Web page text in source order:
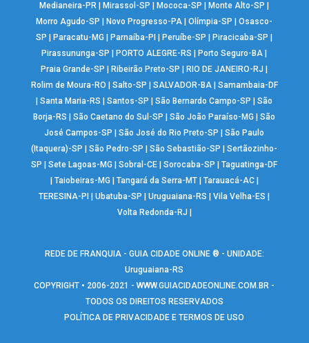
Medianeira-PR
Mirassol-SP Mococa-SP Monte Alto-SP
Morro Agudo-SP
Novo Progresso-PA |Olímpia-SP |Osasco-
SP
Paracatu-MG Parnaíba-PI Peruíbe-SP Piracicaba-SP
Pirassununga-SP
PORTO ALEGRE-RS Porto Seguro-BA
Praia Grande-SP
Ribeirão Preto-SP RIO DE JANEIRO-RJ
Rolim de Moura-RO
Salto-SP SALVADOR-BA| Samambaia-DF
|Santa Maria-RS |Santos-SP |São Bernardo Campo-SP |São
Borja-RS
|São Caetano do Sul-SP |São João Paraíso-MG |São
José Campos-SP
|São José do Rio Preto-SP |São Paulo
(Itaquera)-SP
|São Pedro-SP |São Sebastião-SP |Sertãozinho-
SP
|Sete Lagoas-MG |Sobral-CE |Sorocaba-SP |Taguatinga-DF
Taiobeiras-MG Tangará da Serra-MT| Tarauacá-AC|
TERESINA-PI
|Ubatuba-SP |Uruguaiana-RS |Vila Velha-ES
Volta Redonda-RJ
REDE DE FRANQUIA - GUIA CIDADE ONLINE ® - UNIDADE:
Uruguaiana-RS
COPYRIGHT • 2006-2021 -WWW.GUIACIDADEONLINE.COM.BR -
TODOS OS DIREITOS RESERVADOS
POLÍTICA DE PRIVACIDADE E TERMOS DE USO